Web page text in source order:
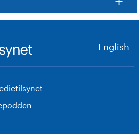
English